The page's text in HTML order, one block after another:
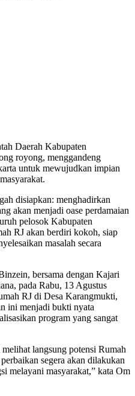
Daerah Kabupaten
royong, menggandeng
untuk mewujudkan impian
disiapkan: menghadirkan
akan menjadi oase perdamaian
pelosok Kabupaten
RJ akan berdiri kokoh, siap
masalah secara
bersama dengan Kajari
pada Rabu, 13 Agustus
RJ di Desa Karangmukti,
ini menjadi bukti nyata
program yang sangat
langsung potensi Rumah
segera akan dilakukan
melayani masyarakat,” kata Om